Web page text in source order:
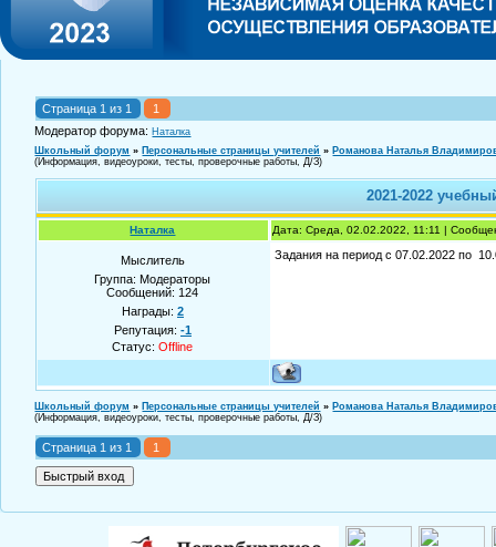
Страница 1 из 1
1
Модератор форума:Наталка
Школьный форум » Персональные страницы учителей » Романова Наталья
(Информация, видеоуроки, тесты, проверочные работы, Д/З)
2021-2022
Наталка Дата: Среда, 02.02.2022, 11:11 |
Мыслитель
Группа: Модераторы
Сообщений: 124
Награды: 2
Репутация: -1
Статус:Offline
Задания на период с 07.02.2022 по
Школьный форум » Персональные страницы учителей » Романова Наталья
(Информация, видеоуроки, тесты, проверочные работы, Д/З)
Страница 1 из 1 1